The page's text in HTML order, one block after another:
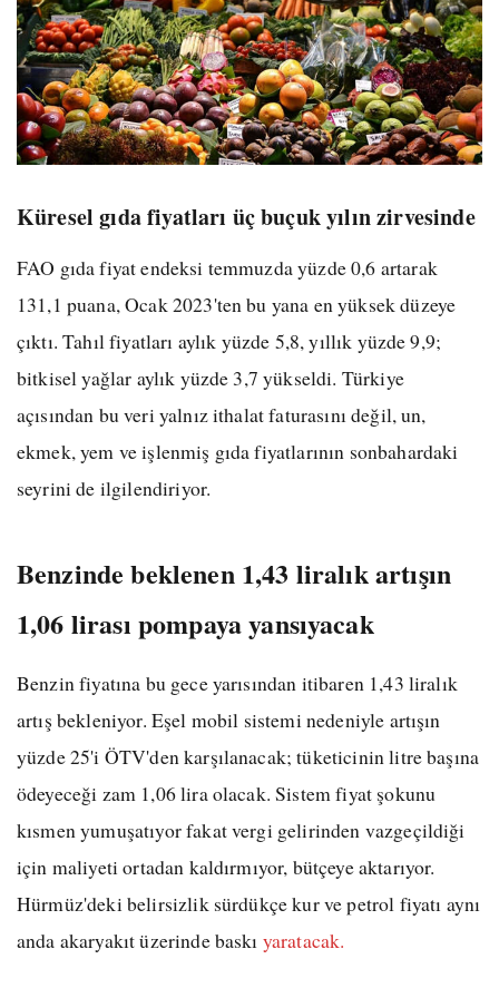
Küresel gıda fiyatları üç buçuk yılın zirvesinde
FAO gıda fiyat endeksi temmuzda yüzde 0,6 artarak
131,1 puana, Ocak 2023'ten bu yana en yüksek düzeye
çıktı. Tahıl fiyatları aylık yüzde 5,8, yıllık yüzde 9,9;
bitkisel yağlar aylık yüzde 3,7 yükseldi. Türkiye
açısından bu veri yalnız ithalat faturasını değil, un,
ekmek, yem ve işlenmiş gıda fiyatlarının sonbahardaki
seyrini de ilgilendiriyor.
Benzinde beklenen 1,43 liralık artışın
1,06 lirası pompaya yansıyacak
Benzin fiyatına bu gece yarısından itibaren 1,43 liralık
artış bekleniyor. Eşel mobil sistemi nedeniyle artışın
yüzde 25'i ÖTV'den karşılanacak; tüketicinin litre başına
ödeyeceği zam 1,06 lira olacak. Sistem fiyat şokunu
kısmen yumuşatıyor fakat vergi gelirinden vazgeçildiği
için maliyeti ortadan kaldırmıyor, bütçeye aktarıyor.
Hürmüz'deki belirsizlik sürdükçe kur ve petrol fiyatı aynı
anda akaryakıt üzerinde baskı yaratacak.